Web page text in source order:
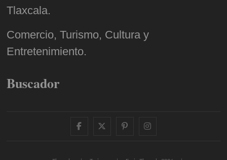
Tlaxcala.
Comercio, Turismo, Cultura y
Entretenimiento.
Buscador
facebooktwitter
pinterestinstagram